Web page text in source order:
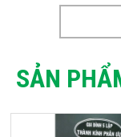
SẢN